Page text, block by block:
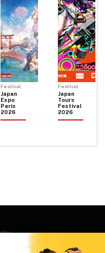
Festival
Japan
Expo
Paris
2026
Festival
Japan
Tours
Festival
2026
Instagram